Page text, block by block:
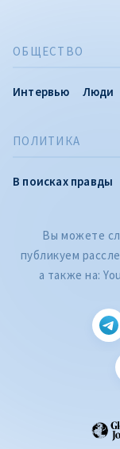
ПОЛИТИКА
В поисках правды
ОБЩЕСТВО
Интервью Люди
Вы можете
публикуем
а также на:
CITEȘTE